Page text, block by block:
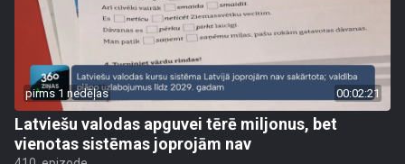
pirms 1 nedēļas 00:02:21
Latviešu valodas apguvei tērē miljonus, bet
vienotas sistēmas joprojām nav